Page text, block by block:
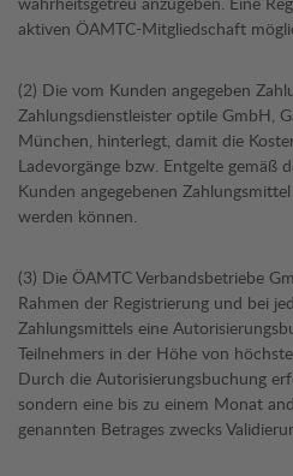
aktiven ÖAMTC-Mitgliedschaft
(2) Die vom Kunden angegeben
Zahlungsdienstleister optile GmbH,
München, hinterlegt, damit die
Ladevorgänge bzw. Entgelte gemäß
Kunden angegebenen
werden können.
(3) Die ÖAMTC Verbandsbetriebe
Rahmen der Registrierung und bei
Zahlungsmittels eine
Teilnehmers in der Höhe von
Durch die Autorisierungsbuchung
sondern eine bis zu einem Monat
genannten Betrages zwecks